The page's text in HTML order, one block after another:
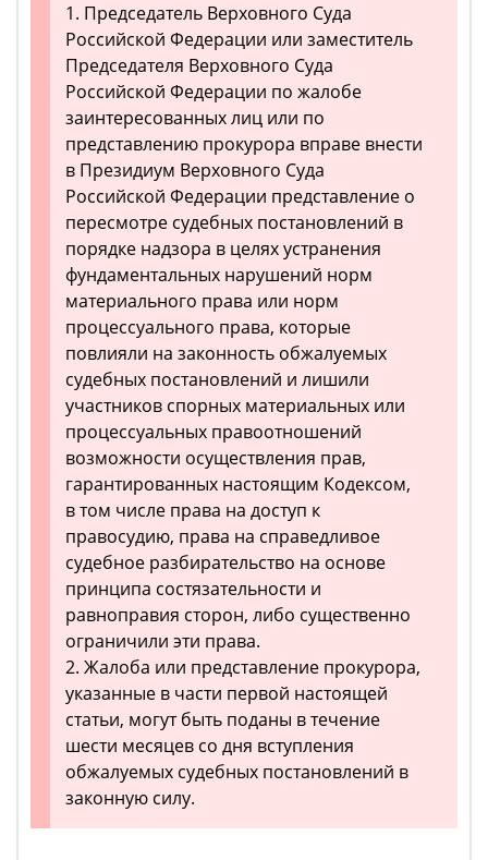
1. Председатель Верховного Суда
Российской Федерации или заместитель
Председателя Верховного Суда
Российской Федерации по жалобе
заинтересованных лиц или по
представлению прокурора вправе внести
в Президиум Верховного Суда
Российской Федерации представление о
пересмотре судебных постановлений в
порядке надзора в целях устранения
фундаментальных нарушений норм
материального права или норм
процессуального права, которые
повлияли на законность обжалуемых
судебных постановлений и лишили
участников спорных материальных или
процессуальных правоотношений
возможности осуществления прав,
гарантированных настоящим Кодексом,
в том числе права на доступ к
правосудию, права на справедливое
судебное разбирательство на основе
принципа состязательности и
равноправия сторон, либо существенно
ограничили эти права.
2. Жалоба или представление прокурора,
указанные в части первой настоящей
статьи, могут быть поданы в течение
шести месяцев со дня вступления
обжалуемых судебных постановлений в
законную силу.